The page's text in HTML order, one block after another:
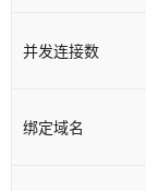
并发连接数
绑定域名